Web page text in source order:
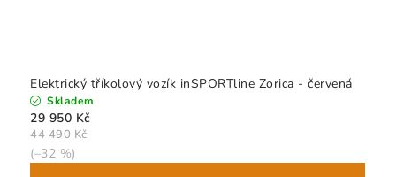
Elektrický tříkolový vozík inSPORTline Zorica - červená
Skladem
29 950 Kč
44 490 Kč
(–32 %)